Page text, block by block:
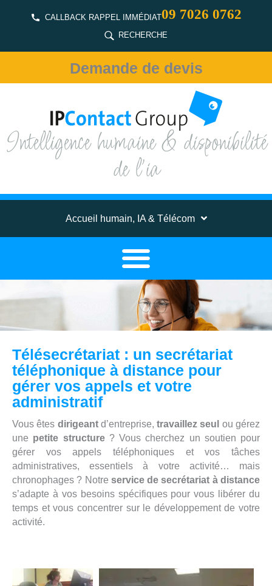
CALLBACK RAPPEL IMMÉDIAT09 7026 0762
RECHERCHE
Demande de devis
Intelligence humaine & disponibilité
de l'ia
Accueil humain, IA & Télécom
Télésecrétariat : un secrétariat
téléphonique à distance pour
gérer vos appels et votre
administratif
Vous êtes dirigeantd’entreprise,travaillez seul ou gérez
une petite structure? Vous cherchez un soutien pour
gérer vos appels téléphoniques et vos tâches
administratives, essentiels à votre activité… mais
chronophages ? Notre service de secrétariat à distance
s’adapte à vos besoins spécifiques pour vous libérer du
temps et vous concentrer sur le développement de votre
activité.